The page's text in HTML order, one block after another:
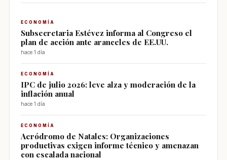
ECONOMÍA
Subsecretaria Estévez informa al Congreso el
plan de acción ante aranceles de EE.UU.
hace 1 día
ECONOMÍA
IPC de julio 2026: leve alza y moderación de la
inflación anual
hace 1 día
ECONOMÍA
Aeródromo de Natales: Organizaciones
productivas exigen informe técnico y amenazan
con escalada nacional